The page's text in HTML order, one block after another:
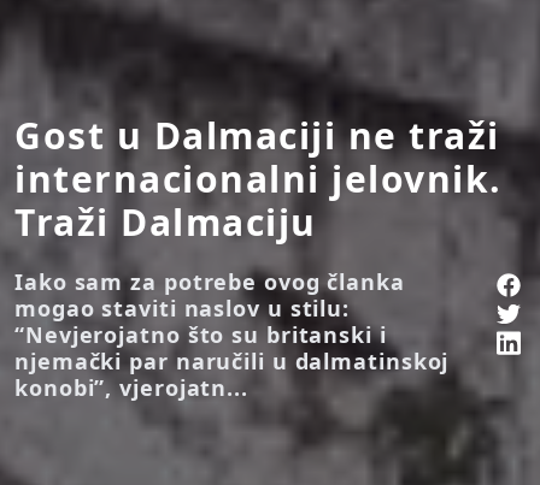
Gost u Dalmaciji ne traži
internacionalni jelovnik.
Traži Dalmaciju
Iako sam za potrebe ovog članka
mogao staviti naslov u stilu:
“Nevjerojatno što su britanski i
njemački par naručili u dalmatinskoj
konobi”, vjerojatn...